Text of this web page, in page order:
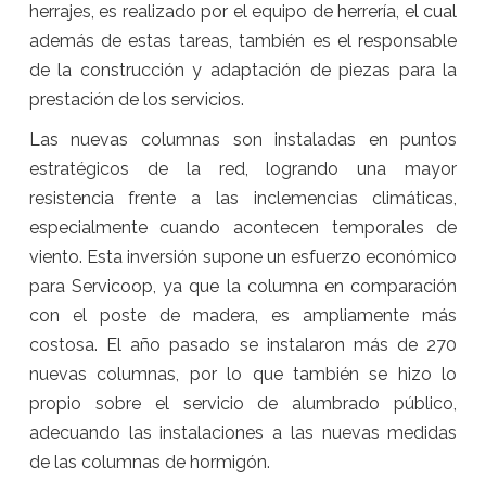
herrajes, es realizado por el equipo de herrería, el cual
además de estas tareas, también es el responsable
de la construcción y adaptación de piezas para la
prestación de los servicios.
Las nuevas columnas son instaladas en puntos
estratégicos de la red, logrando una mayor
resistencia frente a las inclemencias climáticas,
especialmente cuando acontecen temporales de
viento. Esta inversión supone un esfuerzo económico
para Servicoop, ya que la columna en comparación
con el poste de madera, es ampliamente más
costosa. El año pasado se instalaron más de 270
nuevas columnas, por lo que también se hizo lo
propio sobre el servicio de alumbrado público,
adecuando las instalaciones a las nuevas medidas
de las columnas de hormigón.